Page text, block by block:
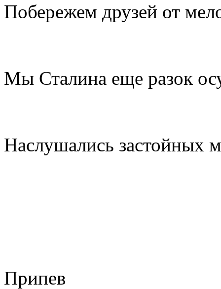
Побережем друзей от
Мы Сталина еще разок
Наслушались застойных
Припев